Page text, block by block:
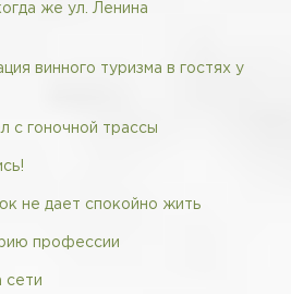
же ул. Ленина
винного туризма в гостях у
с гоночной трассы
не дает спокойно жить
профессии
сети